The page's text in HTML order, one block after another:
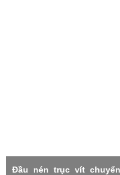
Đầu nén trục vít